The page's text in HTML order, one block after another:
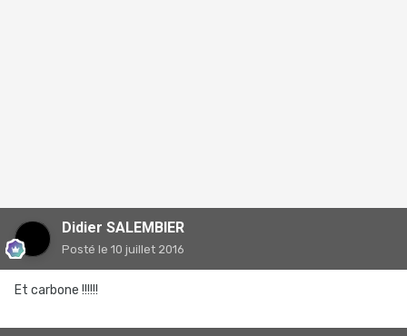
Didier SALEMBIER
Posté le 10 juillet 2016
Et carbone !!!!!!